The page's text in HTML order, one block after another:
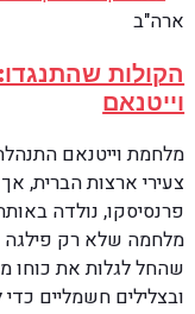
ארה"ב
הקולות
וייטנאם
מלחמת וייטנאם
צעירי ארצות הברית, אך
פרנסיסקו, נולדה
מלחמה שלא רק
שהחל לגלות את כוחו
ובצלילים חשמליים